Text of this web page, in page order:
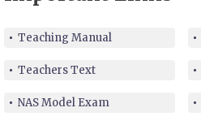
Teaching Manual
Teachers Text
NAS Model Exam